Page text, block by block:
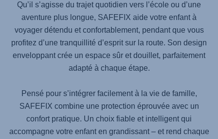
Qu’il s’agisse du trajet quotidien vers l’école ou d’une
aventure plus longue, SAFEFIX aide votre enfant à
voyager détendu et confortablement, pendant que vous
profitez d’une tranquillité d’esprit sur la route. Son design
enveloppant crée un espace sûr et douillet, parfaitement
adapté à chaque étape.
Pensé pour s’intégrer facilement à la vie de famille,
SAFEFIX combine une protection éprouvée avec un
confort pratique. Un choix fiable et intelligent qui
accompagne votre enfant en grandissant – et rend chaque